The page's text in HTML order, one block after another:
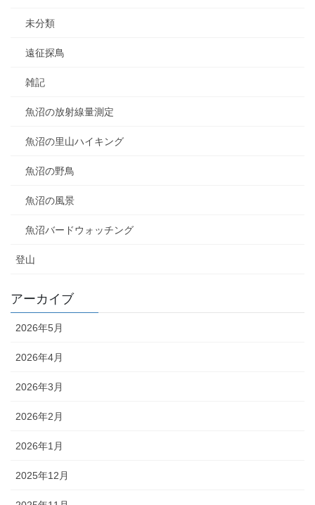
未分類
遠征探鳥
雑記
魚沼の放射線量測定
魚沼の里山ハイキング
魚沼の野鳥
魚沼の風景
魚沼バードウォッチング
登山
アーカイブ
2026年5月
2026年4月
2026年3月
2026年2月
2026年1月
2025年12月